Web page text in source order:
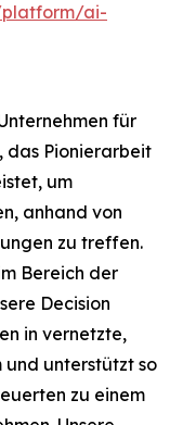
platform/ai-
für
das Pionierarbeit
um
anhand von
zu treffen.
Bereich der
Decision
in vernetzte,
und unterstützt so
zu einem